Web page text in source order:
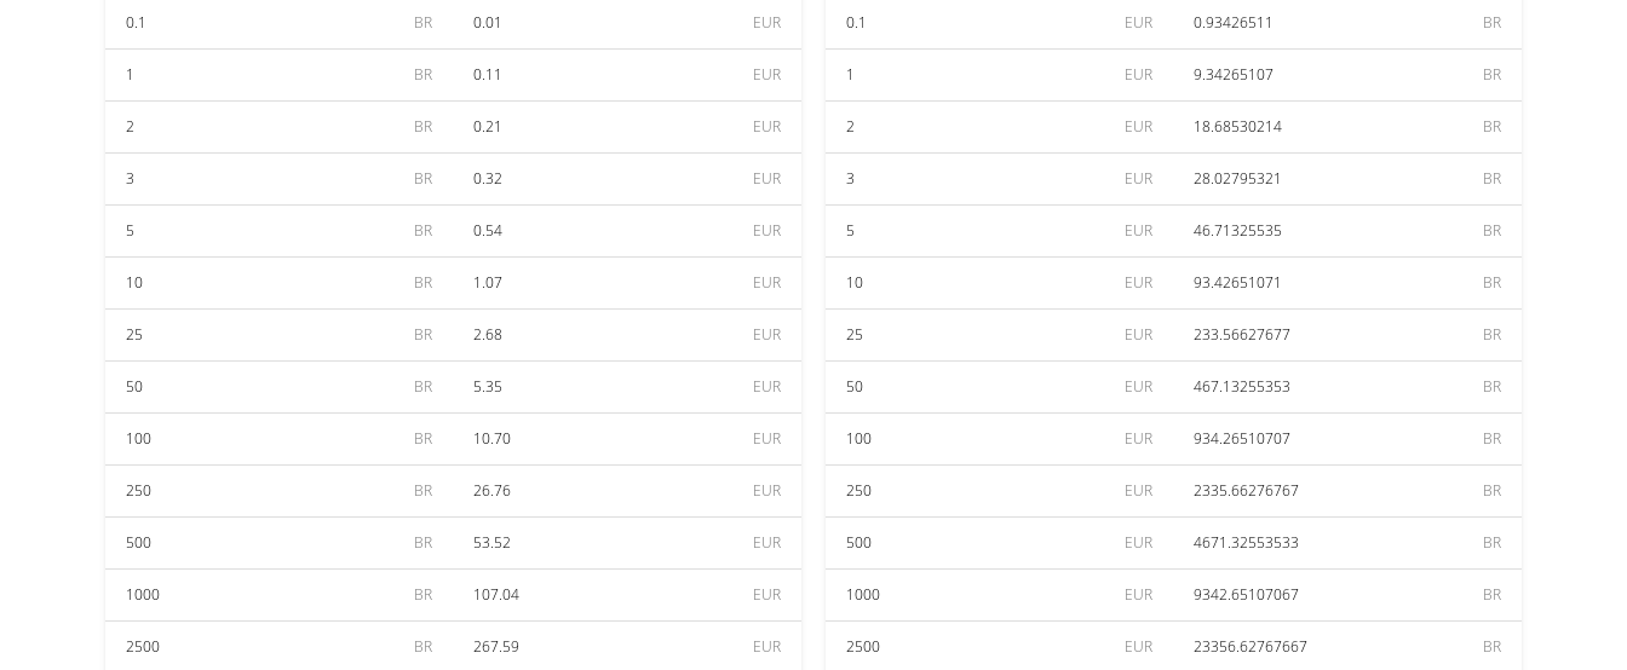
0.1 BR 0.01 EUR
1 BR 0.11 EUR
2 BR 0.21 EUR
3 BR 0.32 EUR
5 BR 0.54 EUR
10 BR 1.07 EUR
25 BR 2.68 EUR
50 BR 5.35 EUR
100 BR 10.70 EUR
250 BR 26.76 EUR
500 BR 53.52 EUR
1000 BR 107.04 EUR
2500 BR 267.59 EUR
0.1 EUR 0.93426511 BR
1 EUR 9.34265107 BR
2 EUR 18.68530214 BR
3 EUR 28.02795321 BR
5 EUR 46.71325535 BR
10 EUR 93.42651071 BR
25 EUR 233.56627677 BR
50 EUR 467.13255353 BR
100 EUR 934.26510707 BR
250 EUR 2335.66276767 BR
500 EUR 4671.32553533 BR
1000 EUR 9342.65107067 BR
2500 EUR 23356.62767667 BR